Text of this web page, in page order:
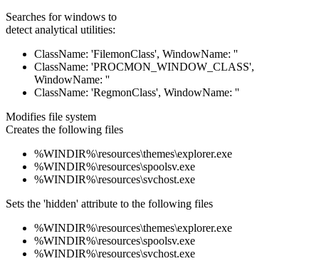
Searches for windows to
detect analytical utilities:
ClassName: 'FilemonClass', WindowName: ''
ClassName: 'PROCMON_WINDOW_CLASS',
WindowName: ''
ClassName: 'RegmonClass', WindowName: ''
Modifies file system
Creates the following files
%WINDIR%\resources\themes\explorer.exe
%WINDIR%\resources\spoolsv.exe
%WINDIR%\resources\svchost.exe
Sets the 'hidden' attribute to the following files
%WINDIR%\resources\themes\explorer.exe
%WINDIR%\resources\spoolsv.exe
%WINDIR%\resources\svchost.exe